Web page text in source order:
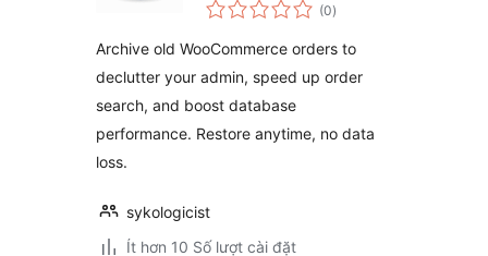
(0đánh
)
Archive old WooCommerce orders to
declutter your admin, speed up order
search, and boost database
performance. Restore anytime, no data
loss.
sykologicist
Ít hơn 10 Số lượt cài đặt